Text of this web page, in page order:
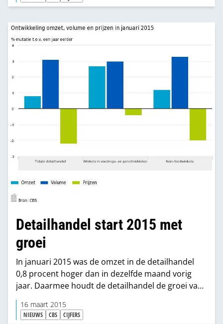
woninginrichting en auto’s. Ook hebben
2014.
Detailhandel start 2015 met
groei
In januari 2015 was de omzet in de detailhandel
0,8 procent hoger dan in dezelfde maand vorig
jaar. Daarmee houdt de detailhandel de groei vast
die in 2014 is ingezet.
16 maart 2015
NIEUWS CBS CIJFERS